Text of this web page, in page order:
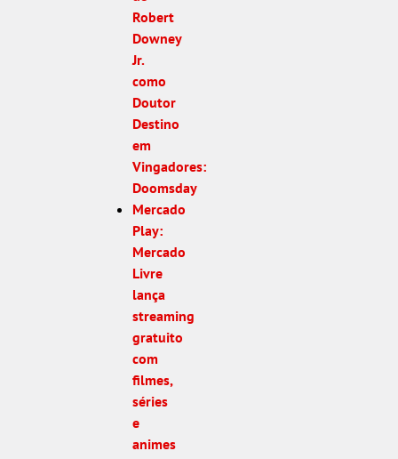
Robert
Downey
Jr.
como
Doutor
Destino
em
Vingadores:
Doomsday
Mercado
Play:
Mercado
Livre
lança
streaming
gratuito
com
filmes,
séries
e
animes